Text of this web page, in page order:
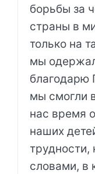
борьбы за
страны в
только на
мы
благодарю
мы смогли
нас время
наших
трудности,
словами, в